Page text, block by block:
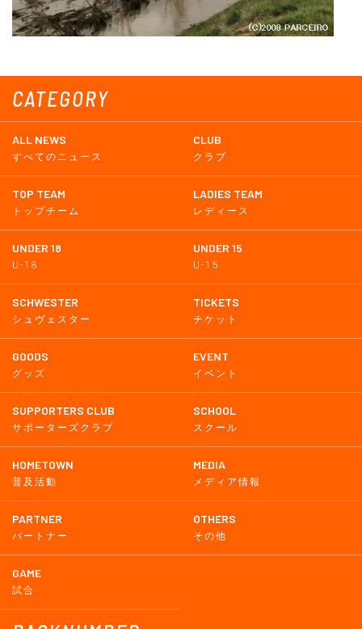
CATEGORY
ALL NEWS
すべてのニュース
CLUB
クラブ
TOP TEAM
トップチーム
LADIES TEAM
レディース
UNDER 18
U-18
UNDER 15
U-15
SCHWESTER
シュヴェスター
TICKETS
チケット
GOODS
グッズ
EVENT
イベント
SUPPORTERS CLUB
サポーターズクラブ
SCHOOL
スクール
HOMETOWN
普及活動
MEDIA
メディア情報
PARTNER
パートナー
OTHERS
その他
GAME
試合